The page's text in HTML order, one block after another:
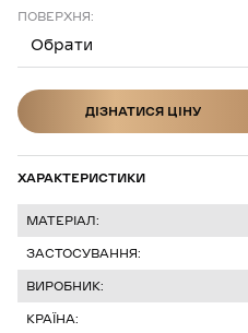
ПОВЕРХНЯ:
Обрати
ДІЗНАТИСЯ ЦІНУ
ХАРАКТЕРИСТИКИ
МАТЕРІАЛ:
ЗАСТОСУВАННЯ:
ВИРОБНИК:
КРАЇНА: